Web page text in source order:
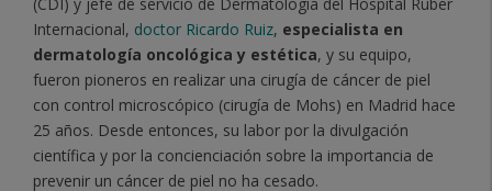
Internacional, doctor Ricardo Ruiz, especialista en
dermatología oncológica y estética, y su equipo,
fueron pioneros en realizar una cirugía de cáncer de piel
con control microscópico (cirugía de Mohs) en Madrid hace
25 años. Desde entonces, su labor por la divulgación
científica y por la concienciación sobre la importancia de
prevenir un cáncer de piel no ha cesado.